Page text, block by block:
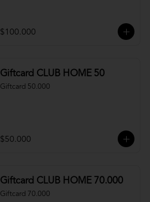
$100.000
Giftcard CLUB HOME 50
Giftcard 50.000
$50.000
Giftcard CLUB HOME 70.000
Giftcard 70.000